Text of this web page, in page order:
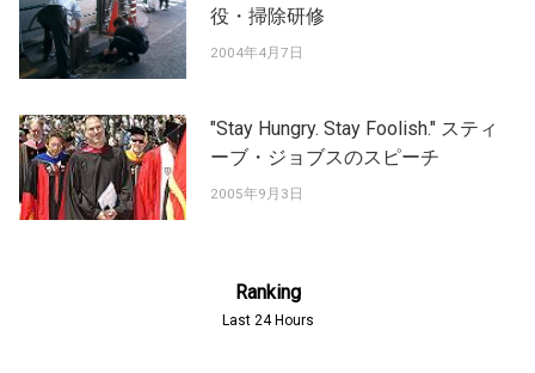
役・掃除研修
2004年4月7日
"Stay Hungry. Stay Foolish." スティ
ーブ・ジョブスのスピーチ
2005年9月3日
Ranking
Last 24 Hours